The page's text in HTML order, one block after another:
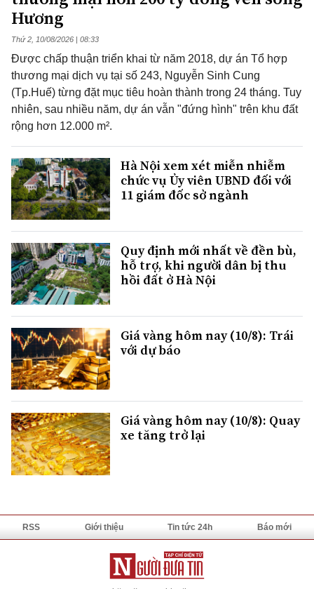
Hương
Thứ 2, 10/08/2026 | 08:33
Được chấp thuận triển khai từ năm 2018, dự án Tổ hợp
thương mại dịch vụ tại số 243, Nguyễn Sinh Cung
(Tp.Huế) từng đặt mục tiêu hoàn thành trong 24 tháng. Tuy
nhiên, sau nhiều năm, dự án vẫn "đứng hình" trên khu đất
rộng hơn 12.000 m².
Hà Nội xem xét miễn nhiễm
chức vụ Ủy viên UBND đối với
11 giám đốc sở ngành
Quy định mới nhất về đền bù,
hỗ trợ, khi người dân bị thu
hồi đất ở Hà Nội
Giá vàng hôm nay (10/8): Trái
với dự báo
Giá vàng hôm nay (10/8): Quay
xe tăng trở lại
RSS Giới thiệu Tin tức 24h Báo mới